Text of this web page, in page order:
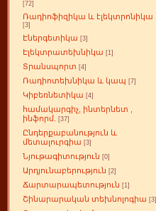
[72]
Ռադիոֆիզիկա և էլեկտրոնիկա
[3]
Էներգետիկա [3]
Էլեկտրատեխնիկա [1]
Տրանսպորտ [4]
Ռադիոտեխնիկա և կապ [7]
Կիբեռնետիկա [4]
համակարգիչ, ինտերնետ ,
ինֆորմ.
[37]
Ընդերքաբանություն և
մետալուրգիա [3]
Նյութագիտություն [0]
Արդյունաբերություն [2]
Ճարտարապետություն [1]
Շինարարական տեխնոլոգիա [3]